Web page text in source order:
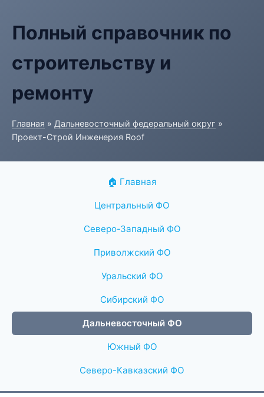
Полный справочник по
строительству и
ремонту
Главная » Дальневосточный федеральный округ »
Проект-Строй Инженерия Roof
🏠 Главная
Центральный ФО
Северо-Западный ФО
Приволжский ФО
Уральский ФО
Сибирский ФО
Дальневосточный ФО
Южный ФО
Северо-Кавказский ФО